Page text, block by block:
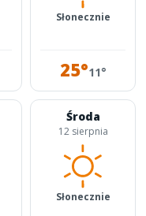
Słonecznie
25°11°
Środa
12 sierpnia
Słonecznie